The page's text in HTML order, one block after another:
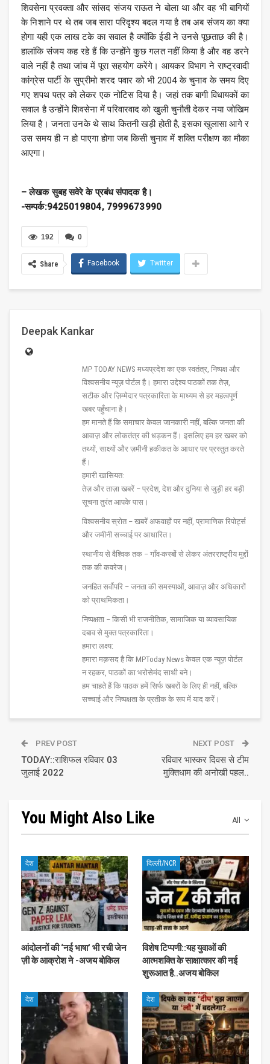
शिवसेना प्रवक्ता और सांसद संजय राऊत ने बोला था और वह भी बागियों
के निशाने पर थे तब जब सारा परिदृश्य बदल गया है तब अब संजय का क्या
होगा यही एक लाख टके का सवाल है क्योंकि ईडी ने उनसे पूछताछ की है।
हालांकि संजय कह रहे हैं कि उन्होंने कुछ गलत नहीं किया है और वह डरने
वाले नहीं है तथा जांच में पूरा सहयोग करेंगे। आयकर विभाग ने राष्ट्रवादी
कांग्रेस पार्टी के सुप्रीमो शरद पवार को भी 2004 के चुनाव के समय दिए
गए शपथ पत्र को लेकर एक नोटिस दिया है। जहां तक बागी विधायकों का
सवाल है उन्होंने शिवसेना में परिवारवाद को खुली चुनौती देकर नया जोखिम
लिया है। जनता उनके थे साथ कितनी खड़ी होती है, इसका खुलासा आगे र
उस समय ही न हो पाएगा होगा जब किसी चुनाव में शक्ति परीक्षण का मौका
आएगा।
– लेखक सुबह सवेरे के प्रबंध संपादक है।
-सम्पर्क:9425019804, 7999673990
0
192
Share Facebook Twitter
Deepak Kankar
MP TODAY NEWS मध्यप्रदेश का एक स्वतंत्र, निष्पक्ष और
विश्वसनीय न्यूज़ पोर्टल है। हमारा उद्देश्य पाठकों तक तेज़,
सटीक और ज़िम्मेदार पत्रकारिता के माध्यम से हर महत्वपूर्ण
खबर पहुँचाना है।
हम मानते हैं कि समाचार केवल जानकारी नहीं, बल्कि जनता की
आवाज़ और लोकतंत्र की धड़कन हैं। इसलिए हम हर खबर को
तथ्यों, साक्ष्यों और ज़मीनी हकीकत के आधार पर प्रस्तुत करते
हैं।
हमारी खासियत:
तेज़ और ताज़ा खबरें – प्रदेश, देश और दुनिया से जुड़ी हर बड़ी
सूचना तुरंत आपके पास।
विश्वसनीय स्रोत – खबरें अफवाहों पर नहीं, प्रामाणिक रिपोर्ट्स
और जमीनी सच्चाई पर आधारित।
स्थानीय से वैश्विक तक – गाँव-कस्बों से लेकर अंतरराष्ट्रीय मुद्दों
तक की कवरेज।
जनहित सर्वोपरि – जनता की समस्याओं, आवाज़ और अधिकारों
को प्राथमिकता।
निष्पक्षता – किसी भी राजनीतिक, सामाजिक या व्यावसायिक
दबाव से मुक्त पत्रकारिता।
हमारा लक्ष्य:
हमारा मक़सद है कि MPToday News केवल एक न्यूज़ पोर्टल
न रहकर, पाठकों का भरोसेमंद साथी बने।
हम चाहते हैं कि पाठक हमें सिर्फ खबरों के लिए ही नहीं, बल्कि
सच्चाई और निष्पक्षता के प्रतीक के रूप में याद करें।
PREV POST
TODAY::राशिफल रविवार 03
जुलाई 2022
NEXT POST
रविवार भास्कर दिवस से टीम
मुक्तिधाम की अनोखी पहल..
All
You Might Also Like
देश
आंदोलनों की ‘नई भाषा’ भी रची जेन
ज़ी के आक्रोश ने -अजय बोकिल
दिल्ली/NCR
विशेष टिप्पणी::यह युवाओं की
आत्मशक्ति के साक्षात्कार की नई
शुरूआत है..अजय बोकिल
देश देश